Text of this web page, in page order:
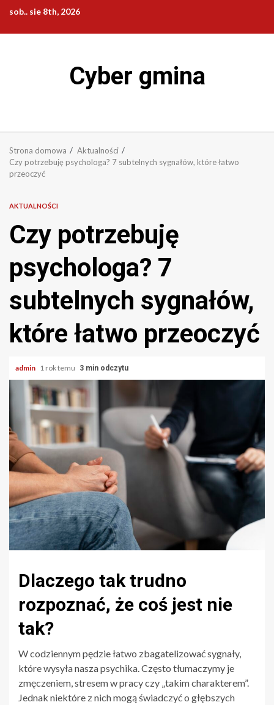
Przejdź
treści
sob.. sie 8th, 2026
Cyber gmina
Strona domowa
Aktualności
Czy potrzebuję psychologa? 7 subtelnych sygnałów, które łatwo
przeoczyć
AKTUALNOŚCI
Czy potrzebuję
psychologa? 7
subtelnych sygnałów,
które łatwo przeoczyć
admin 1 rok temu 3 min odczytu
Dlaczego tak trudno
rozpoznać, że coś jest nie
tak?
W codziennym pędzie łatwo zbagatelizować sygnały,
które wysyła nasza psychika. Często tłumaczymy je
zmęczeniem, stresem w pracy czy „takim charakterem”.
Jednak niektóre z nich mogą świadczyć o głębszych